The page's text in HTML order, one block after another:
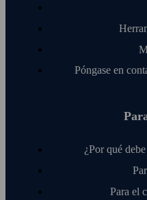
Póngase en
¿Por qué
Para el